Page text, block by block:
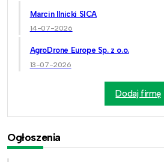
Marcin Ilnicki SICA
14-07-2026
AgroDrone Europe Sp. z o.o.
13-07-2026
Dodaj firmę
Ogłoszenia